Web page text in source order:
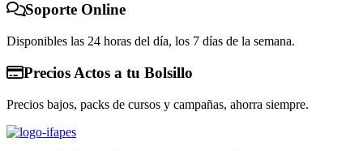
Soporte Online
Disponibles las 24 horas del día, los 7 días de la semana.
Precios Actos a tu Bolsillo
Precios bajos, packs de cursos y campañas, ahorra siempre.